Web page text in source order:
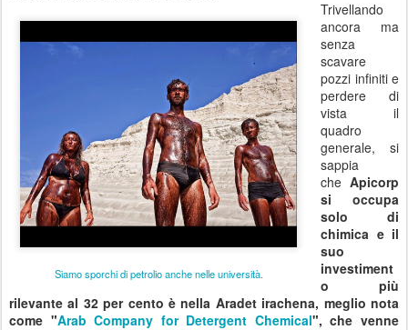
Siamo sporchi di petrolio anche nelle università.
Trivellando
ancora ma
senza
scavare
pozzi infiniti e
perdere di
vista il
quadro
generale, si
sappia
che Apicorp
si occupa
solo di
chimica e il
suo
investiment
o più
rilevante al 32 per cento è nella Aradet irachena, meglio nota
come "Arab Company for Detergent Chemical", che venne